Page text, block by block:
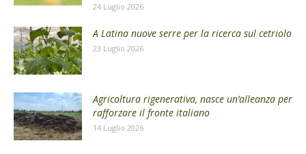
24 Luglio 2026
A Latina nuove serre per la ricerca sul cetriolo
23 Luglio 2026
Agricoltura rigenerativa, nasce un’alleanza per
rafforzare il fronte italiano
14 Luglio 2026